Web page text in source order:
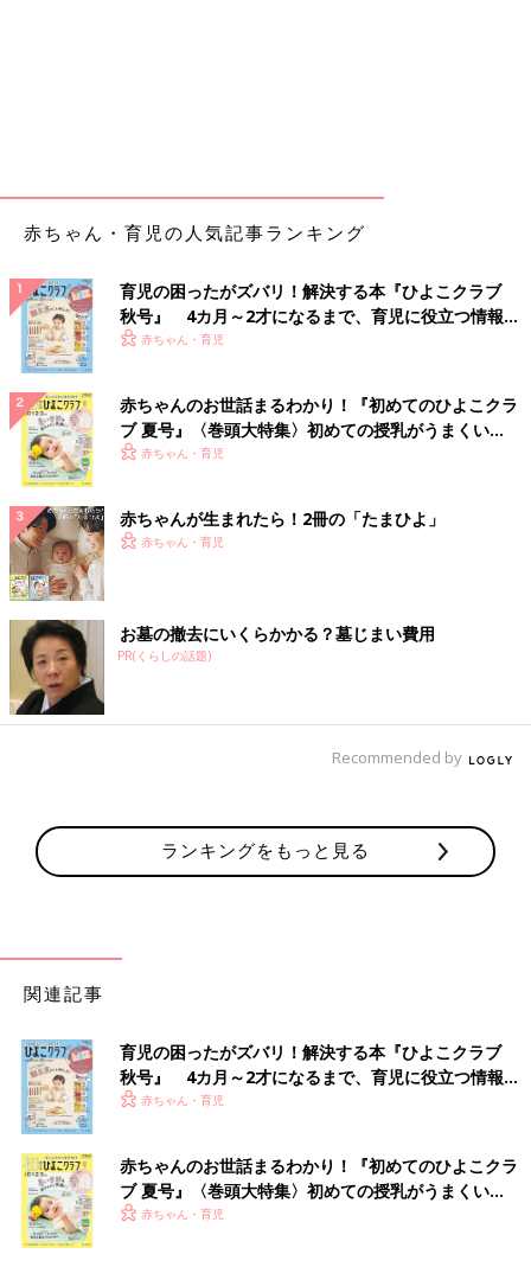
赤ちゃん・育児の人気記事ランキング
育児の困ったがズバリ！解決する本『ひよこクラブ
秋号』 4カ月～2才になるまで、育児に役立つ情報が
いっぱい！
赤ちゃん・育児
赤ちゃんのお世話まるわかり！『初めてのひよこクラ
ブ 夏号』〈巻頭大特集〉初めての授乳がうまくい
く！ おっぱい・ミルクの基本と夏のトラブル 解決テ
赤ちゃん・育児
赤ちゃんが生まれたら！2冊の「たまひよ」
赤ちゃん・育児
お墓の撤去にいくらかかる？墓じまい費用
PR(くらしの話題)
Recommended by
ランキングをもっと見る
関連記事
育児の困ったがズバリ！解決する本『ひよこクラブ
秋号』 4カ月～2才になるまで、育児に役立つ情報が
いっぱい！
赤ちゃん・育児
赤ちゃんのお世話まるわかり！『初めてのひよこクラ
ブ 夏号』〈巻頭大特集〉初めての授乳がうまくい
く！ おっぱい・ミルクの基本と夏のトラブル 解決テ
赤ちゃん・育児